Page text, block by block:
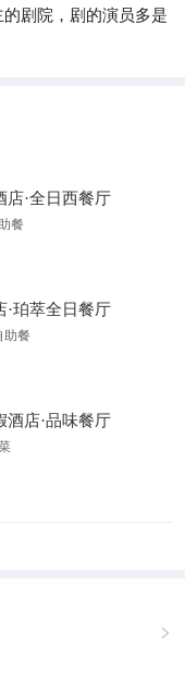
剧院，剧的演员多是
店·全日西餐厅
餐
·珀萃全日餐厅
助餐
酒店·品味餐厅
